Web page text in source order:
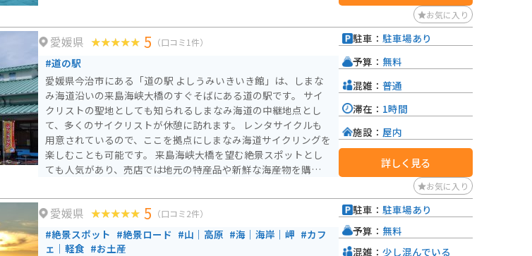
お気に入り
愛媛県 5 （口コミ1件）
#道の駅
愛媛県今治市にある「道の駅 よしうみいきいき館」は、しまな
み海道沿いの来島海峡大橋のすぐそばにある道の駅です。 サイ
クリストの聖地としても知られるしまなみ海道の中継地点とし
て、多くのサイクリストが休憩に訪れます。 レンタサイクルも
用意されているので、ここを拠点にしまなみ海道サイクリングを
楽しむことも可能です。 来島海峡大橋を望む絶景スポットとし
ても人気があり、売店では地元の特産品や新鮮な海産物を購入で
材を使った料理を堪能できます。 バイク駐輪場は屋根付きのス
ペースもあり、ツーリング中の休憩にも最適です。 しまなみ海
道の絶景と、地元グルメを満喫できる道の駅です。
駐車： 駐車場あり
予算： 無料
混雑： 普通
滞在： 1時間
施設： 屋内
詳しく見る
お気に入り
愛媛県 5 （口コミ2件）
#絶景スポット #絶景ロード #山｜高原 #海｜海岸｜岬 #カフ
ェ｜軽食 #お土産
駐車： 駐車場あり
予算： 無料
混雑： 少し混んでいる